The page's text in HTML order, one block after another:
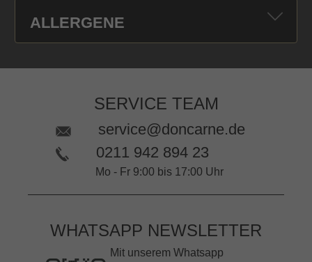
ALLERGENE
SERVICE TEAM
service@doncarne.de
0211 942 894 23
Mo - Fr 9:00 bis 17:00 Uhr
WHATSAPP NEWSLETTER
Mit unserem Whatsapp